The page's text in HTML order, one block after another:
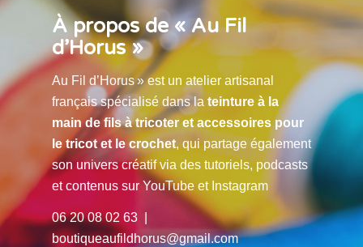
À propos de « Au Fil
d’Horus »
Au Fil d’Horus » est un atelier artisanal
français spécialisé dans la teinture à la
main de fils à tricoter et accessoires pour
le tricot et le crochet, qui partage également
son univers créatif via des tutoriels, podcasts
et contenus sur YouTube et Instagram
06 20 08 02 63 |
boutiqueaufildhorus@gmail.com